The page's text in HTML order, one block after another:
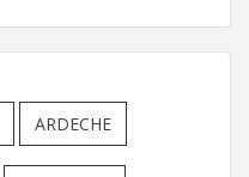
ARDECHE